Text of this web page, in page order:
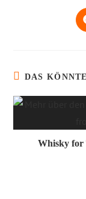
DAS
Whisky for